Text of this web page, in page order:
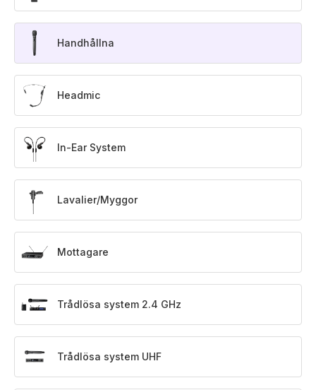
Handhållna
Headmic
In-Ear System
Lavalier/Myggor
Mottagare
Trådlösa system 2.4 GHz
Trådlösa system UHF